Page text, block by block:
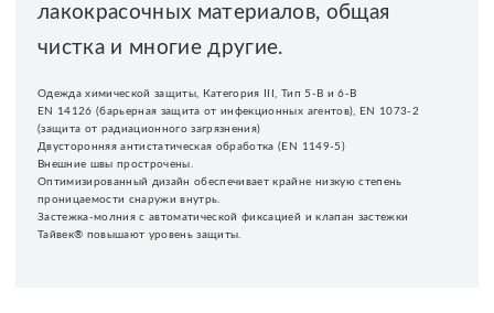
лакокрасочных материалов, общая
чистка и многие другие.
Одежда химической защиты, Категория III, Тип 5-B и 6-B
EN 14126 (барьерная защита от инфекционных агентов), EN 1073-2
(защита от радиационного загрязнения)
Двусторонняя антистатическая обработка (EN 1149-5)
Внешние швы прострочены.
Оптимизированный дизайн обеспечивает крайне низкую степень
проницаемости снаружи внутрь.
Застежка-молния с автоматической фиксацией и клапан застежки
Тайвек® повышают уровень защиты.